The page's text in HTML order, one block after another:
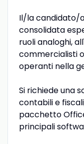
Il/la candidato/
consolidata
ruoli analoghi,
commercialisti
operanti nella
Si richiede una
contabili e
pacchetto
principali